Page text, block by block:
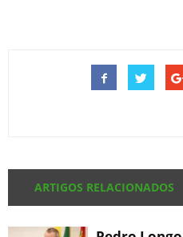
ARTIGOS RELACIONADOS